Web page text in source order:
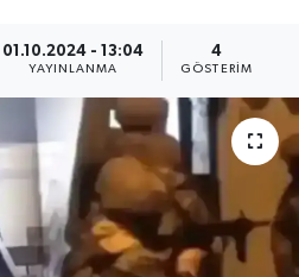
01.10.2024 - 13:04
YAYINLANMA
4
GÖSTERIM